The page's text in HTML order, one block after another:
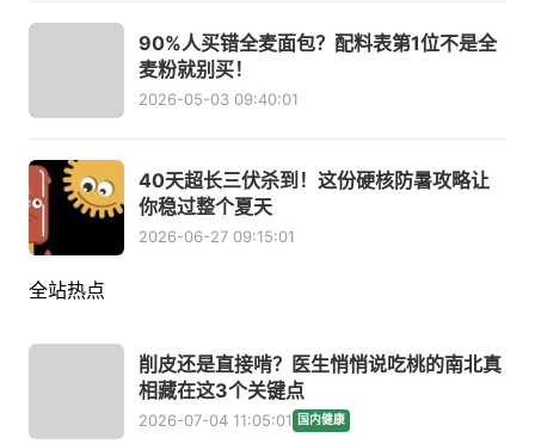
90%人买错全麦面包？配料表第1位不是全
麦粉就别买！
2026-05-03 09:40:01
40天超长三伏杀到！这份硬核防暑攻略让
你稳过整个夏天
2026-06-27 09:15:01
全站热点
削皮还是直接啃？医生悄悄说吃桃的南北真
相藏在这3个关键点
2026-07-04 11:05:01 国内健康